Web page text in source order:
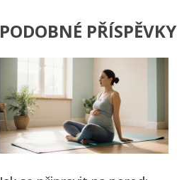
PODOBNÉ PŘÍSPĚVKY